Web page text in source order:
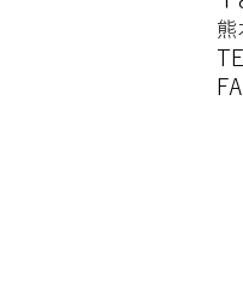
熊